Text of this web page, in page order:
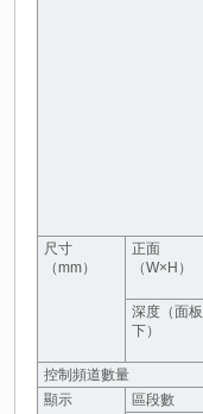
尺寸
（mm）
正面
（W×H）
深度（面板
下）
控制頻道數量
顯示
區段數